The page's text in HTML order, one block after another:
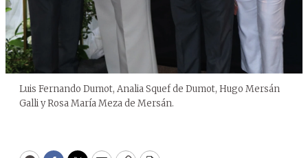
Luis Fernando Dumot, Analia Squef de Dumot, Hugo Mersán
Galli y Rosa María Meza de Mersán.